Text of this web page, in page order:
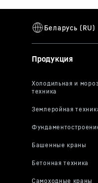
Продукция